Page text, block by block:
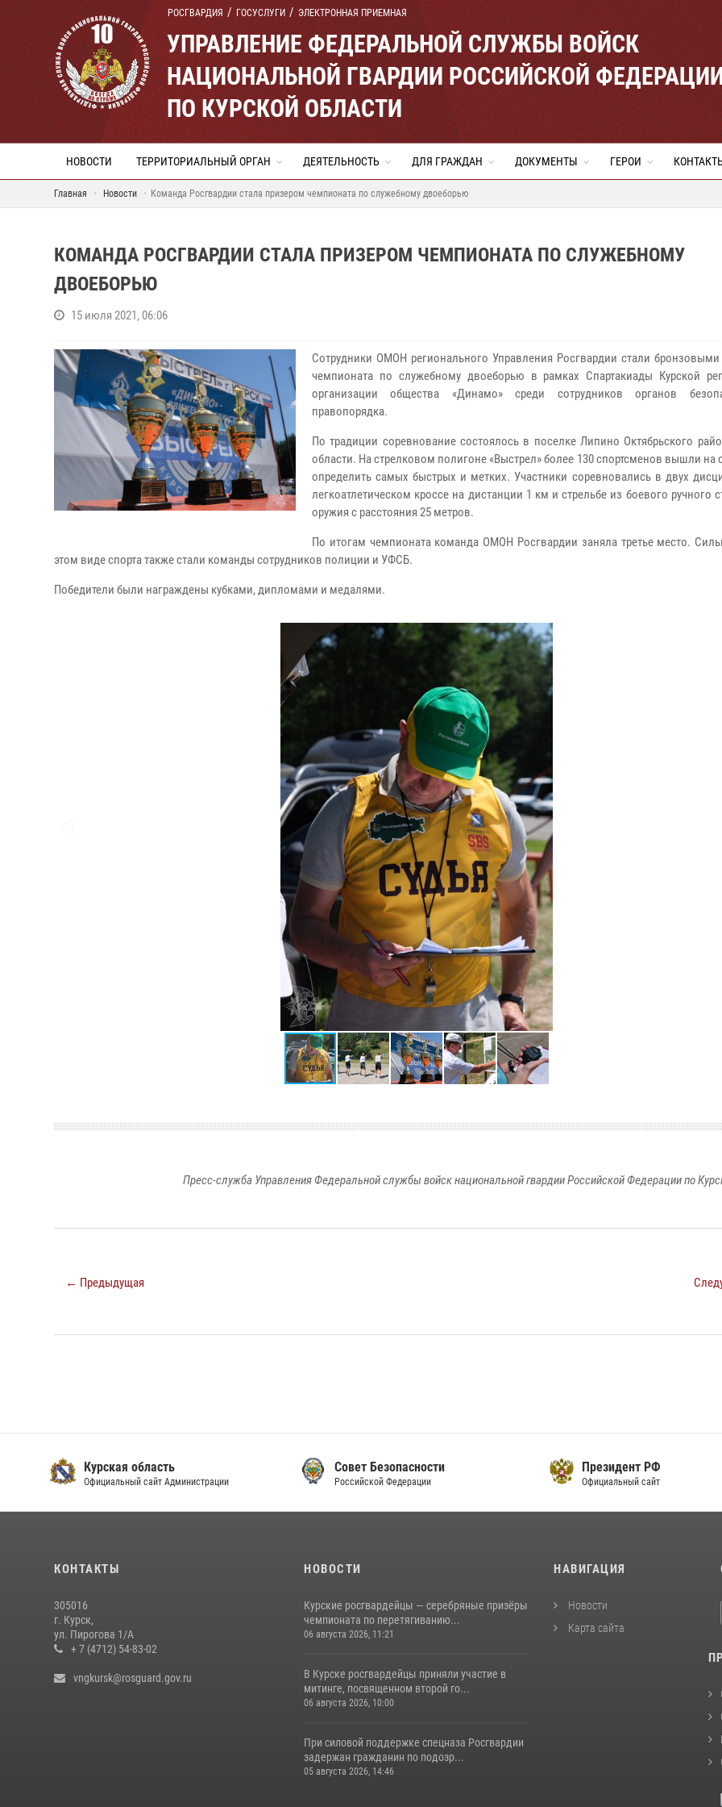
РОСГВАРДИЯ ГОСУСЛУГИ ЭЛЕКТРОННАЯ ПРИЕМНАЯ
УПРАВЛЕНИЕ ФЕДЕРАЛЬНОЙ СЛУЖБЫ ВОЙСК
НАЦИОНАЛЬНОЙ ГВАРДИИ РОССИЙСКОЙ
ПО КУРСКОЙ ОБЛАСТИ
НОВОСТИ ТЕРРИТОРИАЛЬНЫЙ ОРГАН ДЕЯТЕЛЬНОСТЬ ДЛЯ ГРАЖДАН ДОКУМЕНТЫ ГЕРОИ
Главная Новости Команда Росгвардии стала призером чемпионата по служебному двоеборью
КОМАНДА РОСГВАРДИИ СТАЛА ПРИЗЕРОМ ЧЕМПИОНАТА ПО СЛУЖЕБНОМУ
ДВОЕБОРЬЮ
15 июля 2021, 06:06
Сотрудники ОМОН регионального Управления Росгвардии стали
чемпионата по служебному двоеборью в рамках Спартакиады Курской
организации общества «Динамо» среди сотрудников органов
правопорядка.
По традиции соревнование состоялось в поселке Липино Октябрьского
области. На стрелковом полигоне «Выстрел» более 130 спортсменов вышли на
определить самых быстрых и метких. Участники соревновались в двух
легкоатлетическом кроссе на дистанции 1 км и стрельбе из боевого ручного
оружия с расстояния 25 метров.
По итогам чемпионата команда ОМОН Росгвардии заняла третье место.
этом виде спорта также стали команды сотрудников полиции и УФСБ.
Победители были награждены кубками, дипломами и медалями.
Пресс-служба Управления Федеральной службы войск национальной гвардии Российской Федерации по
← Предыдущая
Курская область
Официальный сайт Администрации
Совет Безопасности
Российской Федерации
Президент РФ
Официальный сайт
КОНТАКТЫ
305016
г. Курск,
ул. Пирогова 1/А
+ 7 (4712) 54-83-02
vngkursk@rosguard.gov.ru
НОВОСТИ
Курские росгвардейцы — серебряные призёры
чемпионата по перетягиванию...
06 августа 2026, 11:21
В Курске росгвардейцы приняли участие в
митинге, посвященном второй го...
06 августа 2026, 10:00
При силовой поддержке спецназа Росгвардии
задержан гражданин по подозр...
05 августа 2026, 14:46
НАВИГАЦИЯ
Новости
Карта сайта